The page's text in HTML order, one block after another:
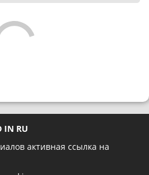
IN RU
активная ссылка на